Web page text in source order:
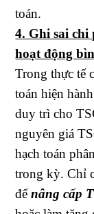
toán.
4. Ghi sai
hoạt động
Trong thực tế
toán hiện
duy trì cho
nguyên giá
hạch toán
trong kỳ. Chỉ
đểnâng cấp